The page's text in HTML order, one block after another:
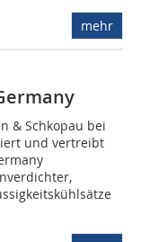
mehr
& Schkopau bei
und vertreibt